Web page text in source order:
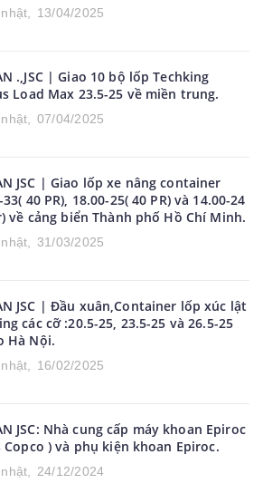
13/04/2025
.,JSC | Giao 10 bộ lốp Techking
Load Max 23.5-25 về miền trung.
07/04/2025
JSC | Giao lốp xe nâng container
40 PR), 18.00-25( 40 PR) và 14.00-24
về cảng biển Thành phố Hồ Chí Minh.
31/03/2025
JSC | Đầu xuân,Container lốp xúc lật
các cỡ :20.5-25, 23.5-25 và 26.5-25
Hà Nội.
16/02/2025
JSC: Nhà cung cấp máy khoan Epiroc
Copco ) và phụ kiện khoan Epiroc.
24/12/2024